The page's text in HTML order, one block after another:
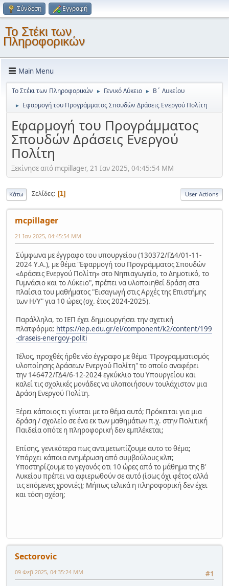
Σύνδεση Εγγραφή
Το Στέκι των
Πληροφορικών
Main Menu
Το Στέκι των Πληροφορικών ► Γενικό Λύκειο ► Β΄ Λυκείου
► Εφαρμογή του Προγράμματος Σπουδών Δράσεις Ενεργού Πολίτη
Εφαρμογή του Προγράμματος
Σπουδών Δράσεις Ενεργού
Πολίτη
Ξεκίνησε από mcpillager, 21 Ιαν 2025, 04:45:54 ΜΜ
Κάτω Σελίδες 1 User Actions
mcpillager
21 Ιαν 2025, 04:45:54 ΜΜ
Σύμφωνα με έγγραφο του υπουργείου (130372/ΓΔ4/01-11-
2024 Υ.Α.), με θέμα "Εφαρμογή του Προγράμματος Σπουδών
«Δράσεις Ενεργού Πολίτη» στο Νηπιαγωγείο, το Δημοτικό, το
Γυμνάσιο και το Λύκειο", πρέπει να υλοποιηθεί δράση στα
πλαίσια του μαθήματος "Εισαγωγή στις Αρχές της Επιστήμης
των Η/Υ" για 10 ώρες (σχ. έτος 2024-2025).
Παράλληλα, το ΙΕΠ έχει δημιουργήσει την σχετική
πλατφόρμα: https://iep.edu.gr/el/component/k2/content/199
-draseis-energoy-politi
Τέλος, προχθές ήρθε νέο έγγραφο με θέμα "Προγραμματισμός
υλοποίησης Δράσεων Ενεργού Πολίτη" το οποίο αναφέρει
την 146472/ΓΔ4/6-12-2024 εγκύκλιο του Υπουργείου και
καλεί τις σχολικές μονάδες να υλοποιήσουν τουλάχιστον μια
Δράση Ενεργού Πολίτη.
Ξέρει κάποιος τι γίνεται με το θέμα αυτό; Πρόκειται για μια
δράση / σχολείο σε ένα εκ των μαθημάτων π.χ. στην Πολιτική
Παιδεία οπότε η πληροφορική δεν εμπλέκεται;
Επίσης, γενικότερα πως αντιμετωπίζουμε αυτο το θέμα;
Υπάρχει κάποια ενημέρωση από συμβούλους κλπ;
Υποστηρίζουμε το γεγονός οτι 10 ώρες από το μάθημα της Β'
Λυκείου πρέπει να αφιερωθούν σε αυτό (ίσως όχι φέτος αλλά
τις επόμενες χρονιές); Μήπως τελικά η πληροφορική δεν έχει
και τόση σχέση;
Sectorovic
#1
09 Φεβ 2025, 04:35:24 ΜΜ